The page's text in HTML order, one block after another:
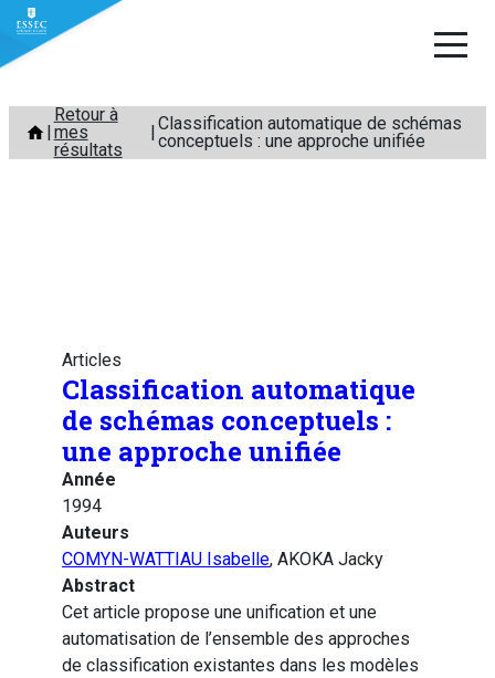
Aller
contenu
Retour à
mes
résultats
Classification automatique de schémas
conceptuels : une approche unifiée
Articles
Classification automatique
de schémas conceptuels :
une approche unifiée
Année
1994
Auteurs
COMYN-WATTIAU Isabelle, AKOKA Jacky
Abstract
Cet article propose une unification et une
automatisation de l’ensemble des approches
de classification existantes dans les modèles